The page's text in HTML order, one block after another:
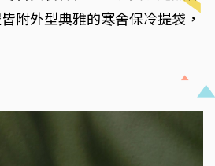
附外型典雅的寒舍保冷提袋，